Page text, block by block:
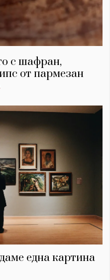
с шафран,
от пармезан
една картина